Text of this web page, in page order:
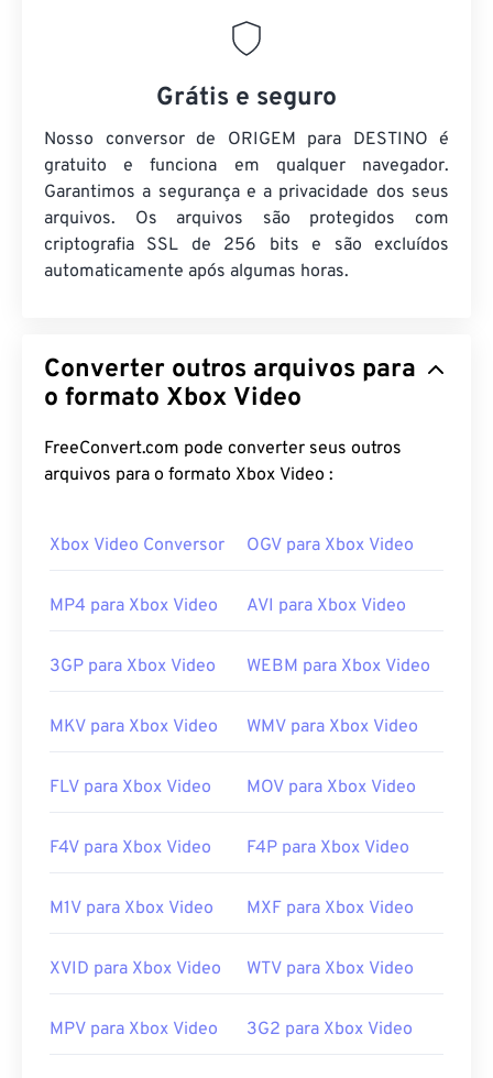
Grátis e seguro
Nosso conversor de ORIGEM para DESTINO é
gratuito e funciona em qualquer navegador.
Garantimos a segurança e a privacidade dos seus
arquivos. Os arquivos são protegidos com
criptografia SSL de 256 bits e são excluídos
automaticamente após algumas horas.
Converter outros arquivos para
o formato Xbox Video
FreeConvert.com pode converter seus outros
arquivos para o formato Xbox Video :
Xbox Video Conversor OGV para Xbox Video
MP4 para Xbox Video AVI para Xbox Video
3GP para Xbox Video WEBM para Xbox Video
MKV para Xbox Video WMV para Xbox Video
FLV para Xbox Video MOV para Xbox Video
F4V para Xbox Video F4P para Xbox Video
M1V para Xbox Video MXF para Xbox Video
XVID para Xbox Video WTV para Xbox Video
MPV para Xbox Video 3G2 para Xbox Video